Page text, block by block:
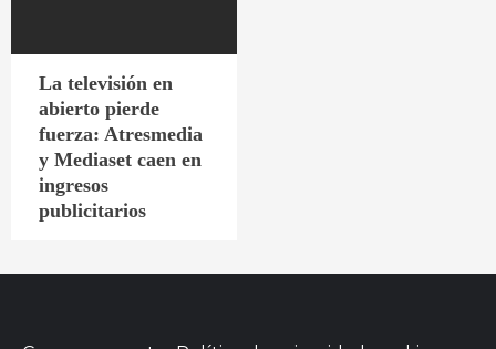
La televisión en
abierto pierde
fuerza: Atresmedia
y Mediaset caen en
ingresos
publicitarios